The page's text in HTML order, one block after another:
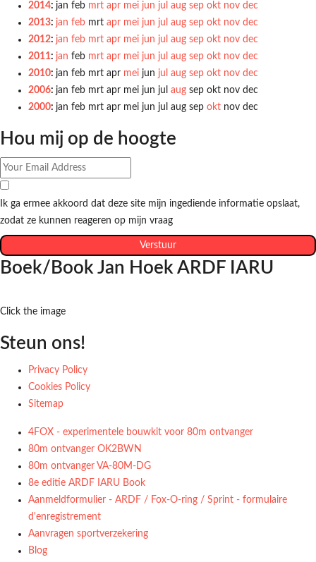
2014: jan feb mrt apr mei jun jul aug sep okt nov dec
2013: jan feb mrt apr mei jun jul aug sep okt nov dec
2012: jan feb mrt apr mei jun jul aug sep okt nov dec
2011: jan feb mrt apr mei jun jul aug sep okt nov dec
2010: jan feb mrt apr mei jun jul aug sep okt nov dec
2006: jan feb mrt apr mei jun jul aug sep okt nov dec
2000: jan feb mrt apr mei jun jul aug sep okt nov dec
Hou mij op de hoogte
Ik ga ermee akkoord dat deze site mijn ingediende informatie opslaat,
zodat ze kunnen reageren op mijn vraag
Verstuur
Boek/Book Jan Hoek ARDF IARU
Click the image
Steun ons!
Privacy Policy
Cookies Policy
Sitemap
4FOX - experimentele bouwkit voor 80m ontvanger
80m ontvanger OK2BWN
80m ontvanger VA-80M-DG
8e editie ARDF IARU Book
Aanmeldformulier - ARDF / Fox-O-ring / Sprint - formulaire
d'enregistrement
Aanvragen sportverzekering
Blog